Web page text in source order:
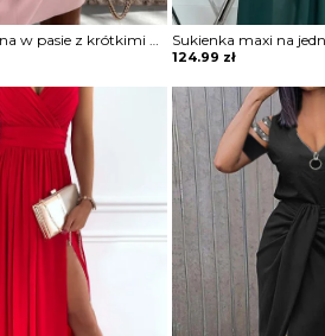
Sukienka wiązana w pasie z krótkimi koronkowymi rękawami
124.99 zł